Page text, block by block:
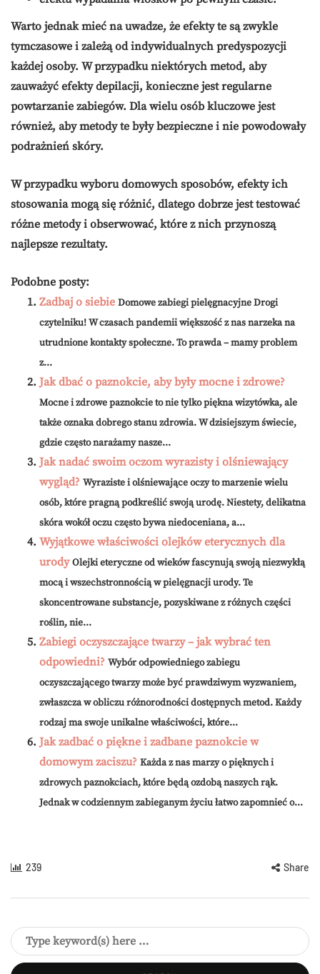
Warto jednak mieć na uwadze, że efekty te są zwykle
tymczasowe i zależą od indywidualnych predyspozycji
każdej osoby. W przypadku niektórych metod, aby
zauważyć efekty depilacji, konieczne jest regularne
powtarzanie zabiegów. Dla wielu osób kluczowe jest
również, aby metody te byłybezpieczne i nie powodowały
podrażnień skóry.
W przypadku wyboru domowych sposobów, efekty ich
stosowania mogą się różnić, dlatego dobrze jest testować
różne metody i obserwować, które z nich przynoszą
najlepsze rezultaty.
Podobne posty:
Zadbaj o siebie Domowe zabiegi pielęgnacyjne Drogi
czytelniku! W czasach pandemii większość z nas narzeka na
utrudnione kontakty społeczne. To prawda – mamy problem
z...
Jak dbać o paznokcie, aby były mocne i zdrowe?
Mocne i zdrowe paznokcie to nie tylko piękna wizytówka, ale
także oznaka dobrego stanu zdrowia. W dzisiejszym świecie,
gdzie często narażamy nasze...
Jak nadać swoim oczom wyrazisty i olśniewający
wygląd? Wyraziste i olśniewające oczy to marzenie wielu
osób, które pragną podkreślić swoją urodę. Niestety, delikatna
skóra wokół oczu często bywa niedoceniana, a...
Wyjątkowe właściwości olejków eterycznych dla
urody Olejki eteryczne od wieków fascynują swoją niezwykłą
mocą i wszechstronnością w pielęgnacji urody. Te
skoncentrowane substancje, pozyskiwane z różnych części
roślin, nie...
Zabiegi oczyszczające twarzy – jak wybrać ten
odpowiedni? Wybór odpowiedniego zabiegu
oczyszczającego twarzy może być prawdziwym wyzwaniem,
zwłaszcza w obliczu różnorodności dostępnych metod. Każdy
rodzaj ma swoje unikalne właściwości, które...
Jak zadbać o piękne i zadbane paznokcie w
domowym zaciszu? Każda z nas marzy o pięknych i
zdrowych paznokciach, które będą ozdobą naszych rąk.
Jednak w codziennym zabieganym życiu łatwo zapomnieć o...
239 Share